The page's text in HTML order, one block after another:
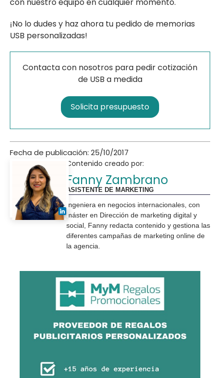
¡No lo dudes y haz ahora tu pedido de memorias
USB personalizadas!
Contacta con nosotros para pedir cotización
de USB a medida
Solicita presupuesto
Fecha de publicación: 25/10/2017
Contenido creado por:
Fanny Zambrano
ASISTENTE DE MARKETING
Ingeniera en negocios internacionales, con
máster en Dirección de marketing digital y
social, Fanny redacta contenido y gestiona las
diferentes campañas de marketing online de
la agencia.